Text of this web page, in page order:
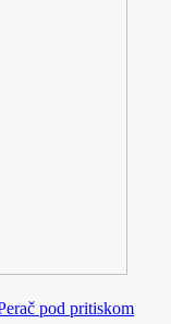
pod pritiskom